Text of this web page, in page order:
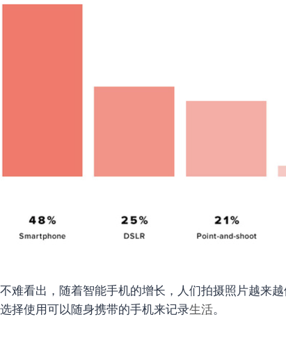
难看出，随着智能手机的增长，人们拍摄照片越来
择使用可以随身携带的手机来记录生活。